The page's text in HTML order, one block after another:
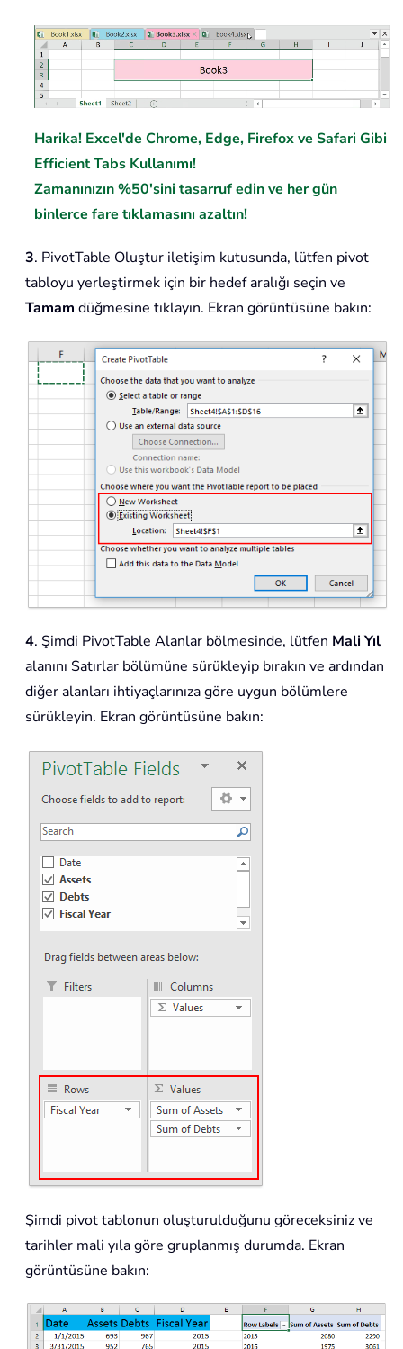
Harika! Excel'de Chrome, Edge, Firefox ve Safari Gibi
Efficient Tabs Kullanımı!
Zamanınızın %50'sini tasarruf edin ve her gün
binlerce fare tıklamasını azaltın!
3. PivotTable Oluştur iletişim kutusunda, lütfen pivot
tabloyu yerleştirmek için bir hedef aralığı seçin ve
Tamam düğmesine tıklayın. Ekran görüntüsüne bakın:
4. Şimdi PivotTable Alanlar bölmesinde, lütfen Mali Yıl
alanını Satırlar bölümüne sürükleyip bırakın ve ardından
diğer alanları ihtiyaçlarınıza göre uygun bölümlere
sürükleyin. Ekran görüntüsüne bakın:
Şimdi pivot tablonun oluşturulduğunu göreceksiniz ve
tarihler mali yıla göre gruplanmış durumda. Ekran
görüntüsüne bakın: